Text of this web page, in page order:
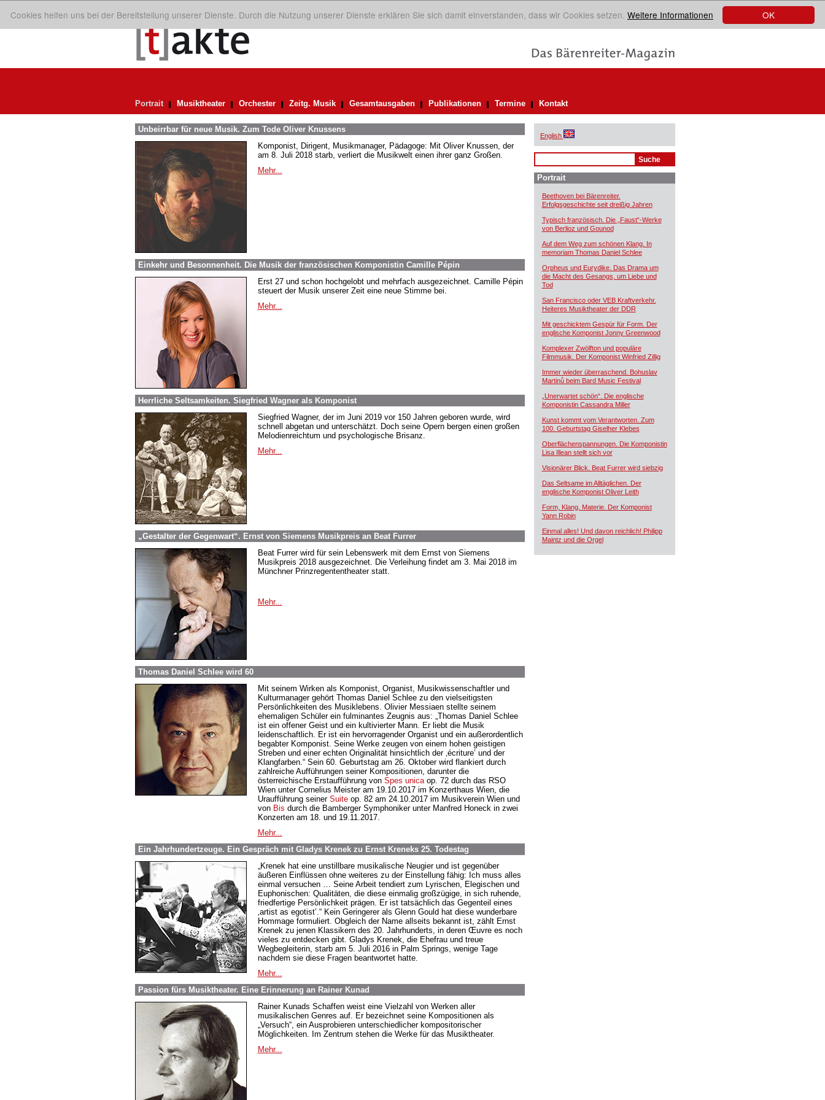
OK
Cookies helfen uns bei der Bereitstellung unserer Dienste. Durch die Nutzung unserer Dienste erklären Sie sich damit einverstanden, dass wir Cookies setzen. Weitere Informationen
Portrait Musiktheater Orchester Zeitg. Musik Gesamtausgaben Publikationen Termine Kontakt
Unbeirrbar für neue Musik. Zum Tode Oliver Knussens
Komponist, Dirigent, Musikmanager, Pädagoge: Mit Oliver Knussen, der
am 8. Juli 2018 starb, verliert die Musikwelt einen ihrer ganz Großen.
Mehr...
Einkehr und Besonnenheit. Die Musik der französischen Komponistin Camille Pépin
Erst 27 und schon hochgelobt und mehrfach ausgezeichnet. Camille Pépin
steuert der Musik unserer Zeit eine neue Stimme bei.
Mehr...
Herrliche Seltsamkeiten. Siegfried Wagner als Komponist
Siegfried Wagner, der im Juni 2019 vor 150 Jahren geboren wurde, wird
schnell abgetan und unterschätzt. Doch seine Opern bergen einen großen
Melodienreichtum und psychologische Brisanz.
Mehr...
„Gestalter der Gegenwart“. Ernst von Siemens Musikpreis an Beat Furrer
Beat Furrer wird für sein Lebenswerk mit dem Ernst von Siemens
Musikpreis 2018 ausgezeichnet. Die Verleihung findet am 3. Mai 2018 im
Münchner Prinzregententheater statt.
Mehr...
Thomas Daniel Schlee wird 60
Mit seinem Wirken als Komponist, Organist, Musikwissenschaftler und
Kulturmanager gehört Thomas Daniel Schlee zu den vielseitigsten
Persönlichkeiten des Musiklebens. Olivier Messiaen stellte seinem
ehemaligen Schüler ein fulminantes Zeugnis aus: „Thomas Daniel Schlee
ist ein offener Geist und ein kultivierter Mann. Er liebt die Musik
leidenschaftlich. Er ist ein hervorragender Organist und ein außerordentlich
begabter Komponist. Seine Werke zeugen von einem hohen geistigen
Streben und einer echten Originalität hinsichtlich der ‚écriture’ und der
Klangfarben.“ Sein 60. Geburtstag am 26. Oktober wird flankiert durch
zahlreiche Aufführungen seiner Kompositionen, darunter die
österreichische Erstaufführung von Spes unicaop. 72 durch das RSO
Wien unter Cornelius Meister am 19.10.2017 im Konzerthaus Wien, die
Uraufführung seiner Suiteop. 82 am 24.10.2017 im Musikverein Wien und
von Bis durch die Bamberger Symphoniker unter Manfred Honeck in zwei
Konzerten am 18. und 19.11.2017.
Mehr...
Ein Jahrhundertzeuge. Ein Gespräch mit Gladys Krenek zu Ernst Kreneks 25. Todestag
„Krenek hat eine unstillbare musikalische Neugier und ist gegenüber
äußeren Einflüssen ohne weiteres zu der Einstellung fähig: Ich muss alles
einmal versuchen … Seine Arbeit tendiert zum Lyrischen, Elegischen und
Euphonischen: Qualitäten, die diese einmalig großzügige, in sich ruhende,
friedfertige Persönlichkeit prägen. Er ist tatsächlich das Gegenteil eines
‚artist as egotist’.“ Kein Geringerer als Glenn Gould hat diese wunderbare
Hommage formuliert. Obgleich der Name allseits bekannt ist, zählt Ernst
Krenek zu jenen Klassikern des 20. Jahrhunderts, in deren Œuvre es noch
vieles zu entdecken gibt. Gladys Krenek, die Ehefrau und treue
Wegbegleiterin, starb am 5. Juli 2016 in Palm Springs, wenige Tage
nachdem sie diese Fragen beantwortet hatte.
Mehr...
Passion fürs Musiktheater. Eine Erinnerung an Rainer Kunad
Rainer Kunads Schaffen weist eine Vielzahl von Werken aller
musikalischen Genres auf. Er bezeichnet seine Kompositionen als
„Versuch“, ein Ausprobieren unterschiedlicher kompositorischer
Möglichkeiten. Im Zentrum stehen die Werke für das Musiktheater.
Mehr...
English
Portrait
Beethoven bei Bärenreiter.
Erfolgsgeschichte seit dreißig Jahren
Typisch französisch. Die „Faust“-Werke
von Berlioz und Gounod
Auf dem Weg zum schönen Klang. In
memoriam Thomas Daniel Schlee
Orpheus und Eurydike. Das Drama um
die Macht des Gesangs, um Liebe und
Tod
San Francisco oder VEB Kraftverkehr.
Heiteres Musiktheater der DDR
Mit geschicktem Gespür für Form. Der
englische Komponist Jonny Greenwood
Komplexer Zwölfton und populäre
Filmmusik. Der Komponist Winfried Zillig
Immer wieder überraschend. Bohuslav
Martinů beim Bard Music Festival
„Unerwartet schön“. Die englische
Komponistin Cassandra Miller
Kunst kommt vom Verantworten. Zum
100. Geburtstag Giselher Klebes
Oberflächenspannungen. Die Komponistin
Lisa Illean stellt sich vor
Visionärer Blick. Beat Furrer wird siebzig
Das Seltsame im Alltäglichen. Der
englische Komponist Oliver Leith
Form, Klang, Materie. Der Komponist
Yann Robin
Einmal alles! Und davon reichlich! Philipp
Maintz und die Orgel